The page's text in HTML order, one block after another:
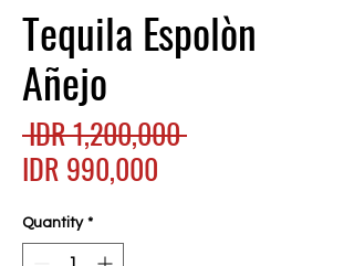
Tequila Espolòn
Añejo
IDR 1,200,000 Regular
IDR 990,000
Quantity *